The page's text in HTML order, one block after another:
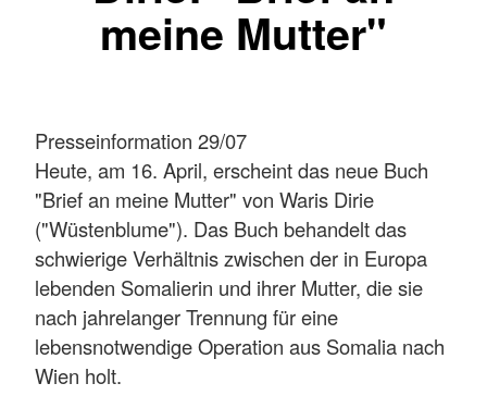
meine Mutter"
Presseinformation 29/07
Heute, am 16. April, erscheint das neue Buch
"Brief an meine Mutter" von Waris Dirie
("Wüstenblume"). Das Buch behandelt das
schwierige Verhältnis zwischen der in Europa
lebenden Somalierin und ihrer Mutter, die sie
nach jahrelanger Trennung für eine
lebensnotwendige Operation aus Somalia nach
Wien holt.